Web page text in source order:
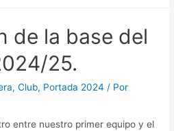
de la base del
25.
,Club, Portada 2024 / Por
entre nuestro primer equipo y el